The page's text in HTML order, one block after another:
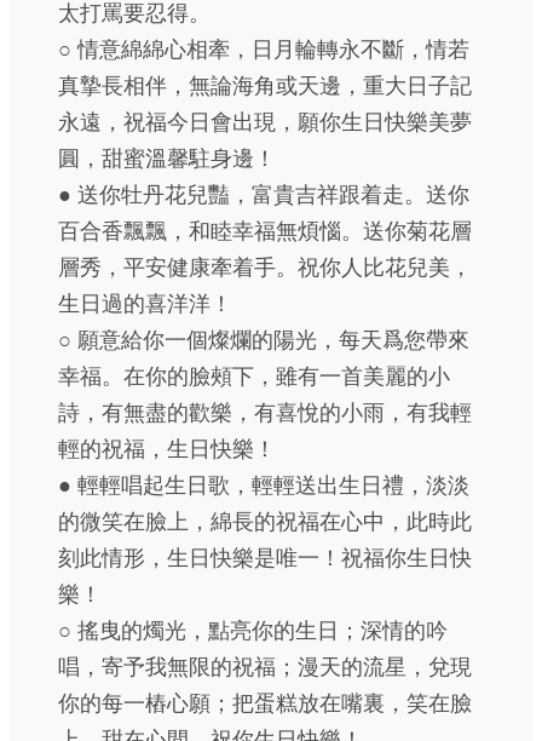
太打罵要忍得。
○ 情意綿綿心相牽，日月輪轉永不斷，情若
真摯長相伴，無論海角或天邊，重大日子記
永遠，祝福今日會出現，願你生日快樂美夢
圓，甜蜜溫馨駐身邊！
● 送你牡丹花兒豔，富貴吉祥跟着走。送你
百合香飄飄，和睦幸福無煩惱。送你菊花層
層秀，平安健康牽着手。祝你人比花兒美，
生日過的喜洋洋！
○ 願意給你一個燦爛的陽光，每天爲您帶來
幸福。在你的臉頰下，雖有一首美麗的小
詩，有無盡的歡樂，有喜悅的小雨，有我輕
輕的祝福，生日快樂！
● 輕輕唱起生日歌，輕輕送出生日禮，淡淡
的微笑在臉上，綿長的祝福在心中，此時此
刻此情形，生日快樂是唯一！祝福你生日快
樂！
○ 搖曳的燭光，點亮你的生日；深情的吟
唱，寄予我無限的祝福；漫天的流星，兌現
你的每一樁心願；把蛋糕放在嘴裏，笑在臉